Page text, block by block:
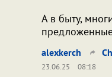
А в быту,
alexkerch
23.06.25
08:18